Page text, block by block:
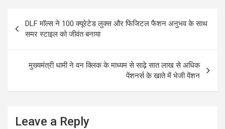
navigation
DLF मॉल्स ने 100 क्यूरेटेड लुक्स और फिजिटल फैशन अनुभव के साथ
समर स्टाइल को जीवंत बनाया
मुख्यमंत्री धामी ने वन क्लिक के माध्यम से साढ़े सात लाख से अधिक
पेंशनर्स के खाते में भेजी पेंशन
Leave a Reply